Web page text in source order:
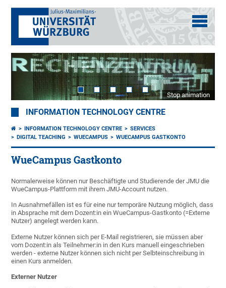
Stop animation
INFORMATION TECHNOLOGY CENTRE
INFORMATION TECHNOLOGY CENTRE
SERVICES
DIGITAL TEACHING
WUECAMPUS WUECAMPUS GASTKONTO
WueCampus Gastkonto
Normalerweise können nur Beschäftigte und Studierende der JMU die
WueCampus-Plattform mit ihrem JMU-Account nutzen.
In Ausnahmefällen ist es für eine nur temporäre Nutzung möglich, dass
in Absprache mit dem Dozent:in ein WueCampus-Gastkonto (=Externe
Nutzer) angelegt werden kann.
Externe Nutzer können sich per E-Mail registrieren, sie müssen aber
vom Dozent:in als Teilnehmer:in in den Kurs manuell eingeschrieben
werden - externe Nutzer können sich nicht per Selbteinschreibung in
einen Kurs anmelden.
Externer Nutzer